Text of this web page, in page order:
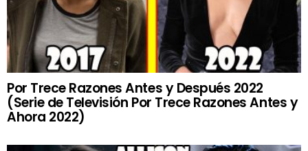
Por Trece Razones Antes y Después 2022
(Serie de Televisión Por Trece Razones Antes y
Ahora 2022)